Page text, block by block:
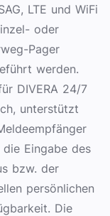
LTE und WiFi
oder
Pager
werden.
DIVERA 24/7
unterstützt
die Eingabe des
bzw. der
persönlichen
Die